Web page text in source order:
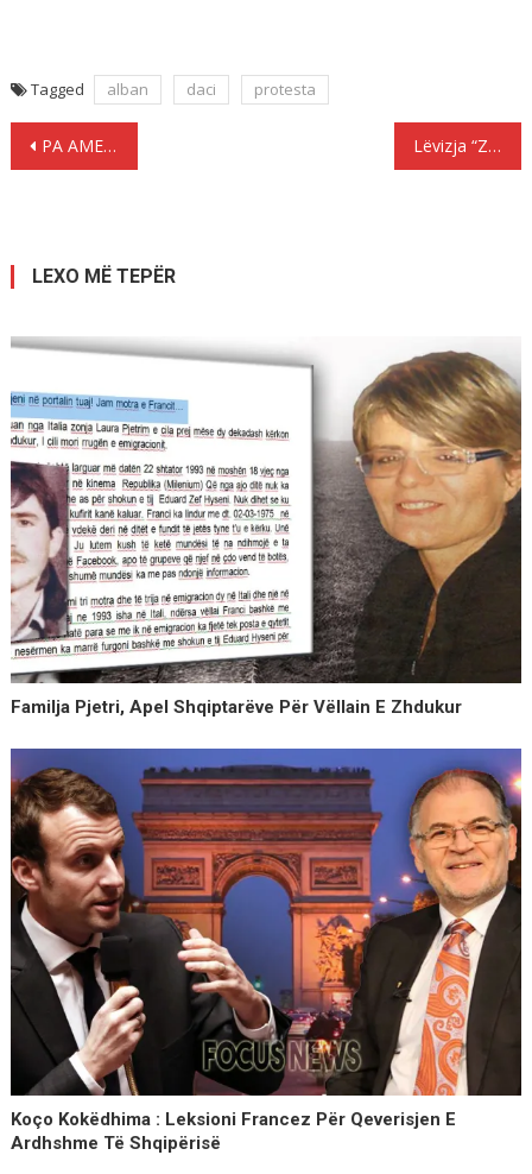
Tagged alban daci protesta
Lëvizje
PA AMERIKËN, “SIGURIA KOLEKTIVE” ÇORBË SHUMËKOMBËSHE Lëvizja “Zgjidhja” forcë dhe dinjitet!
LEXO MË TEPËR
Familja Pjetri, Apel Shqiptarëve Për Vëllain E Zhdukur
Koço Kokëdhima : Leksioni Francez Për Qeverisjen E
Ardhshme Të Shqipërisë